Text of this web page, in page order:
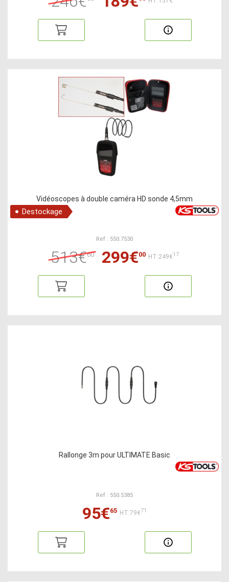
Vidéoscopes à double caméra HD sonde 4,5mm
Destockage
Ref : 550.7530
513€60 299€00 HT:249€17
Rallonge 3m pour ULTIMATE Basic
Ref : 550.5385
95€65 HT:79€71